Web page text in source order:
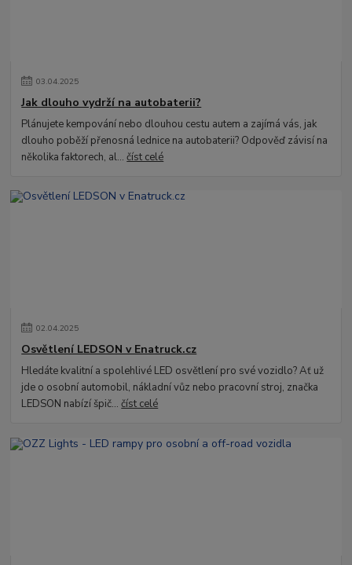
03.04.2025
Jak dlouho vydrží na autobaterii?
Plánujete kempování nebo dlouhou cestu autem a zajímá vás, jak
dlouho poběží přenosná lednice na autobaterii? Odpověď závisí na
několika faktorech, al...číst celé
02.04.2025
Osvětlení LEDSON v Enatruck.cz
Hledáte kvalitní a spolehlivé LED osvětlení pro své vozidlo? Ať už
jde o osobní automobil, nákladní vůz nebo pracovní stroj, značka
LEDSON nabízí špič...číst celé